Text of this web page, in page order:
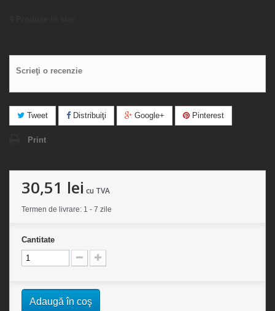
Scrieţi o recenzie
Tweet Distribuiţi Google+ Pinterest
Print
30,51 lei cu TVA
Termen de livrare: 1 - 7 zile
Cantitate
Adaugă în coş